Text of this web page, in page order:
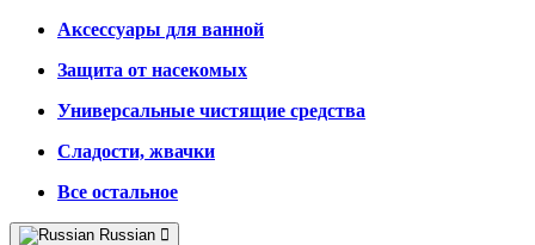
Аксессуары для ванной
Защита от насекомых
Универсальные чистящие средства
Сладости, жвачки
Все остальное
Russian